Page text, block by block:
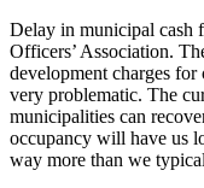
Delay in municipal cash
Officers’ Association.
development charges
very problematic. The
municipalities can
occupancy will have us
way more than we